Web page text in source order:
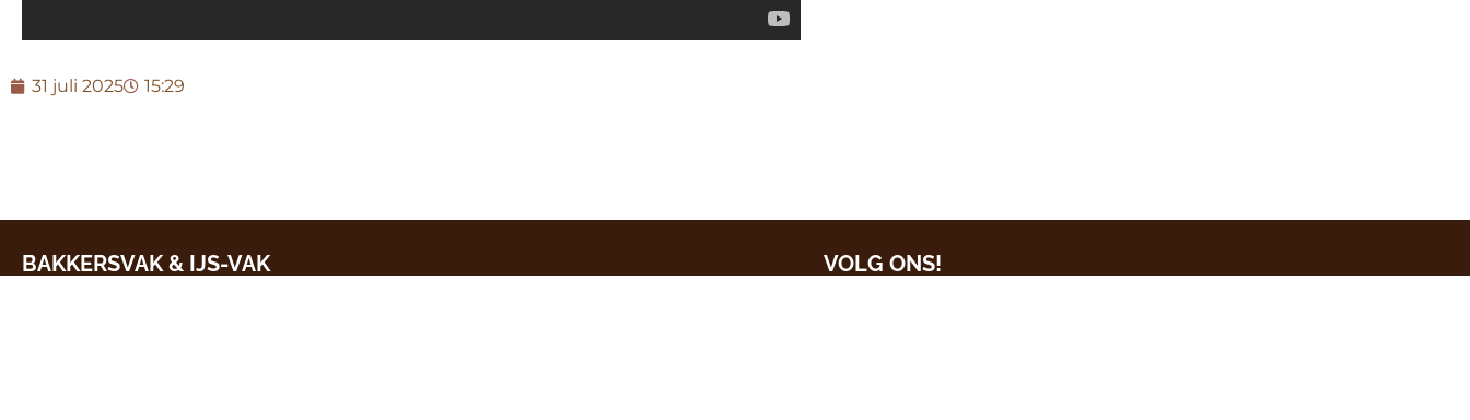
31 juli 2025 15:29
BAKKERSVAK & IJS-VAK VOLG ONS!